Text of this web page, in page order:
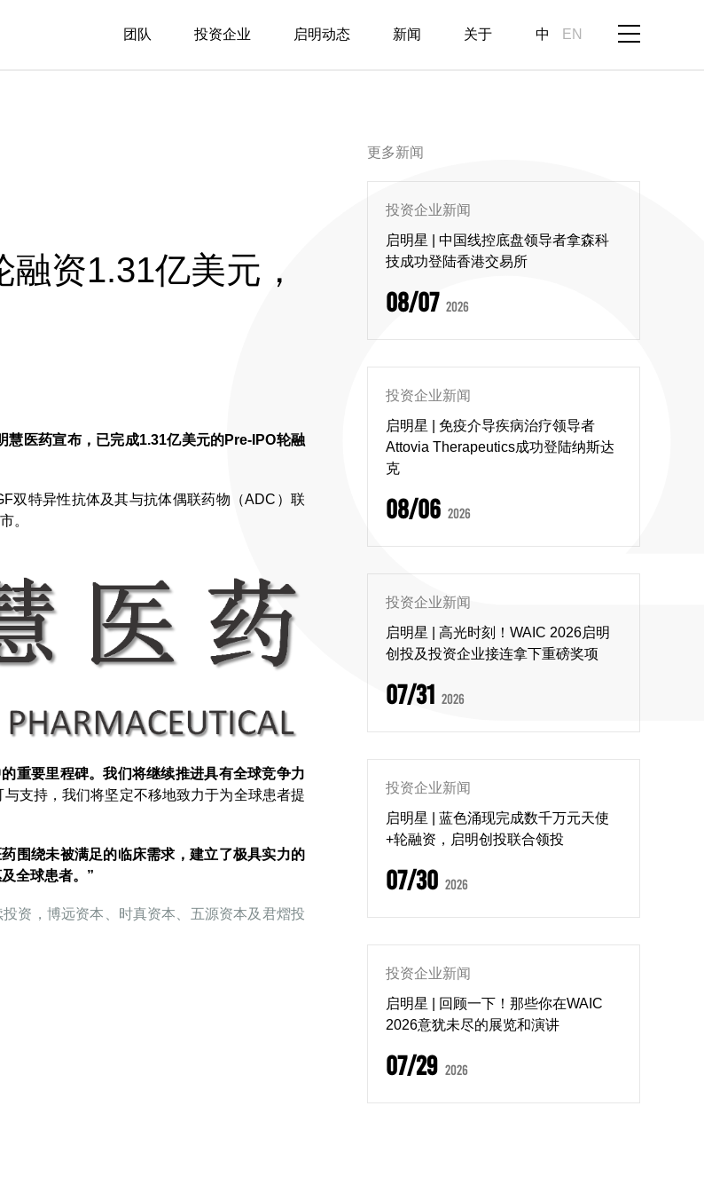
中 EN
团队 投资企业 启明动态 新闻 关于
资1.31亿美元，
医药宣布，已完成1.31亿美元的Pre-IPO轮融
双特异性抗体及其与抗体偶联药物（ADC）联
。
重要里程碑。我们将继续推进具有全球竞争力
支持，我们将坚定不移地致力于为全球患者提
围绕未被满足的临床需求，建立了极具实力的
全球患者。”
资，博远资本、时真资本、五源资本及君熠投
更多新闻
投资企业新闻
启明星 | 中国线控底盘领导者拿森科
技成功登陆香港交易所
08/07 2026
投资企业新闻
启明星 | 免疫介导疾病治疗领导者
Attovia Therapeutics成功登陆纳斯达
克
08/06 2026
投资企业新闻
启明星 | 高光时刻！WAIC 2026启明
创投及投资企业接连拿下重磅奖项
07/31 2026
投资企业新闻
启明星 | 蓝色涌现完成数千万元天使
+轮融资，启明创投联合领投
07/30 2026
投资企业新闻
启明星 | 回顾一下！那些你在WAIC
2026意犹未尽的展览和演讲
07/29 2026